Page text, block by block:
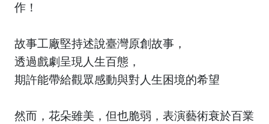
作！
故事工廠堅持述說臺灣原創故事，
透過戲劇呈現人生百態，
期許能帶給觀眾感動與對人生困境的希望
然而，花朵雖美，但也脆弱，表演藝術衰於百業